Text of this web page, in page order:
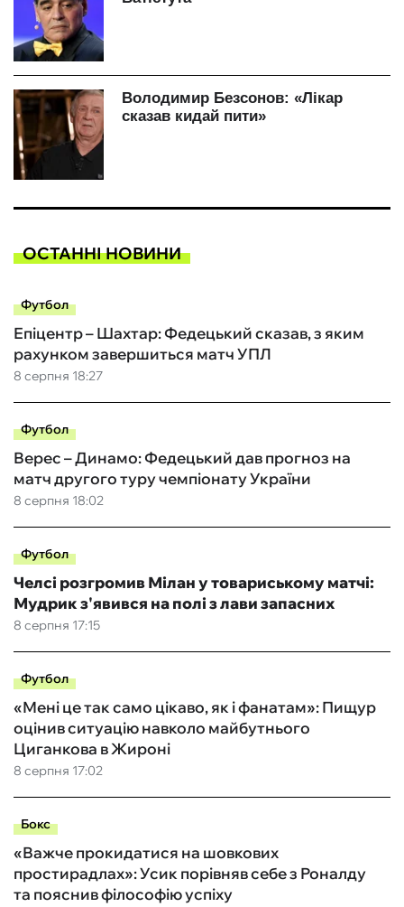
ОСТАННІ НОВИНИ
Футбол
8 серпня 18:27
Епіцентр – Шахтар: Федецький сказав, з яким
рахунком завершиться матч УПЛ
Футбол
8 серпня 18:02
Верес – Динамо: Федецький дав прогноз на
матч другого туру чемпіонату України
Футбол
8 серпня 17:15
Челсі розгромив Мілан у товариському матчі:
Мудрик з'явився на полі з лави запасних
Футбол
8 серпня 17:02
«Мені це так само цікаво, як і фанатам»: Пищур
оцінив ситуацію навколо майбутнього
Циганкова в Жироні
Бокс
«Важче прокидатися на шовкових
простирадлах»: Усик порівняв себе з Роналду
та пояснив філософію успіху